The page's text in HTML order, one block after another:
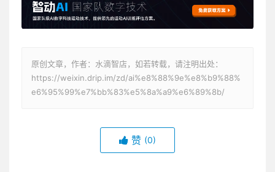
原创文章，作者：水滴智店，如若转载，请注明出处：
https://weixin.drip.im/zd/ai%e8%88%9e%e8%b9%88%
e6%95%99%e7%bb%83%e5%8a%a9%e6%89%8b/
赞 (0)